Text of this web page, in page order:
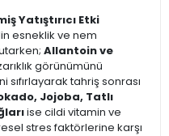
Yatıştırıcı Etki
esneklik ve nem
Allantoin ve
görünümünü
tahriş sonrası
Jojoba, Tatlı
ise cildi vitamin ve
stres faktörlerine karşı